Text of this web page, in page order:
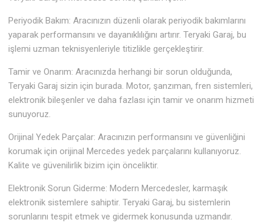
Periyodik Bakım: Aracınızın düzenli olarak periyodik bakımlarını
yaparak performansını ve dayanıklılığını artırır. Teryaki Garaj, bu
işlemi uzman teknisyenleriyle titizlikle gerçekleştirir.
Tamir ve Onarım: Aracınızda herhangi bir sorun olduğunda,
Teryaki Garaj sizin için burada. Motor, şanzıman, fren sistemleri,
elektronik bileşenler ve daha fazlası için tamir ve onarım hizmeti
sunuyoruz.
Orijinal Yedek Parçalar: Aracınızın performansını ve güvenliğini
korumak için orijinal Mercedes yedek parçalarını kullanıyoruz.
Kalite ve güvenilirlik bizim için önceliktir.
Elektronik Sorun Giderme: Modern Mercedesler, karmaşık
elektronik sistemlere sahiptir. Teryaki Garaj, bu sistemlerin
sorunlarını tespit etmek ve gidermek konusunda uzmandır.